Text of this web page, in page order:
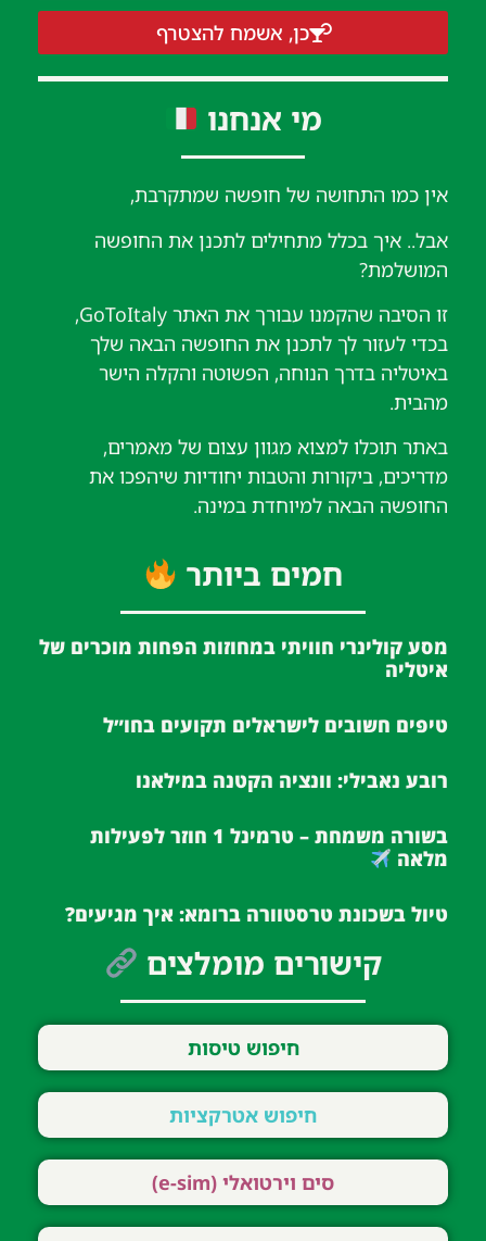
כן, אשמח להצטרף
מי אנחנו
אין כמו התחושה של חופשה שמתקרבת,
אבל.. איך בכלל מתחילים לתכנן את החופשה
המושלמת?
זו הסיבה שהקמנו עבורך את האתר GoToItaly,
בכדי לעזור לך לתכנן את החופשה הבאה שלך
באיטליה בדרך הנוחה, הפשוטה והקלה הישר
מהבית.
באתר תוכלו למצוא מגוון עצום של מאמרים,
מדריכים, ביקורות והטבות יחודיות שיהפכו את
החופשה הבאה למיוחדת במינה.
חמים ביותר
מסע קולינרי חוויתי במחוזות הפחות מוכרים של
איטליה
טיפים חשובים לישראלים תקועים בחו״ל
רובע נאבילי: וונציה הקטנה במילאנו
בשורה משמחת – טרמינל 1 חוזר לפעילות
מלאה
טיול בשכונת טרסטוורה ברומא: איך מגיעים?
קישורים מומלצים
חיפוש טיסות
חיפוש אטרקציות
סים וירטואלי (e-sim)